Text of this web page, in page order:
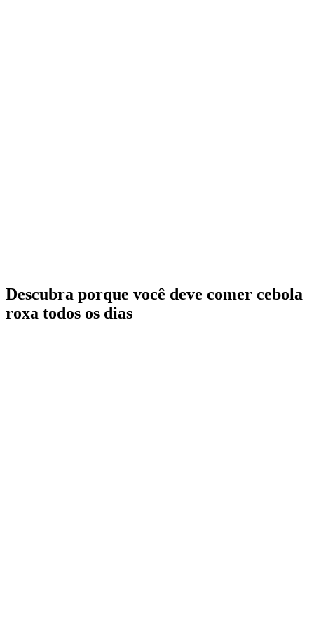
Descubra porque você deve comer cebola
roxa todos os dias